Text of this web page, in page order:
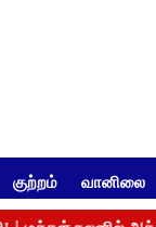
குற்றம் வானிலை